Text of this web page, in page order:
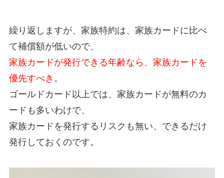
繰り返しますが、家族特約は、家族カードに比べ
て補償額が低いので、
家族カードが発行できる年齢なら、家族カードを
優先すべき 。
ゴールドカード以上では、家族カードが無料のカ
ードも多いわけで、
家族カードを発行するリスクも無い、できるだけ
発行しておくのです。